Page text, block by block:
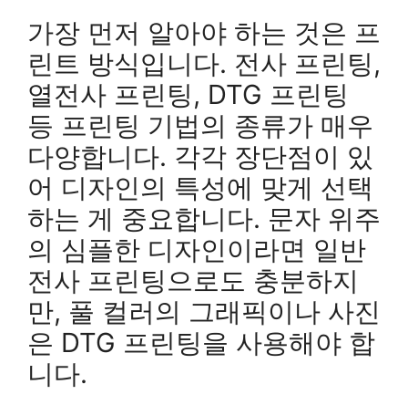
가장 먼저 알아야 하는 것은 프
린트 방식입니다. 전사 프린팅,
열전사 프린팅, DTG 프린팅
등 프린팅 기법의 종류가 매우
다양합니다. 각각 장단점이 있
어 디자인의 특성에 맞게 선택
하는 게 중요합니다. 문자 위주
의 심플한 디자인이라면 일반
전사 프린팅으로도 충분하지
만, 풀 컬러의 그래픽이나 사진
은 DTG 프린팅을 사용해야 합
니다.